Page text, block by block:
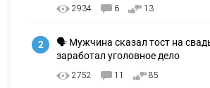
2934 6 13
2
🗣 Мужчина сказал тост на
заработал уголовное дело
2752 11 85